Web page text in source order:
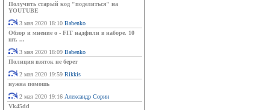
Получить старый код "поделиться" на
YOUTUBE
3 мая 2020 18:10 Babenko
Обзор и мнение о - FIT надфили в наборе. 10
шт. ...
3 мая 2020 18:09 Babenko
Полиция взяток не берет
2 мая 2020 19:59 Rikkis
нужна помошь
2 мая 2020 19:16 Александр Сорин
Vk45dd